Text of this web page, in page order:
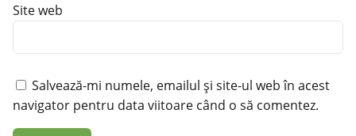
Site web
Salvează-mi numele, emailul și site-ul web în acest
navigator pentru data viitoare când o să comentez.